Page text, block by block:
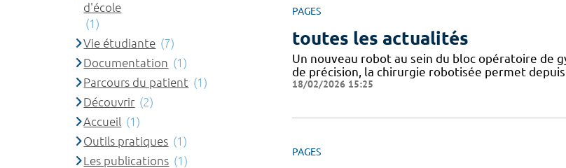
PAGES
toutes les actualités
Un nouveau robot au sein du bloc opératoire de
de précision, la chirurgie robotisée permet
18/02/2026 15:25
PAGES
d'école
(1)
Vie étudiante (7)
Documentation (1)
Parcours du patient (1)
Découvrir (2)
Accueil (1)
Outils pratiques (1)
Les publications (1)